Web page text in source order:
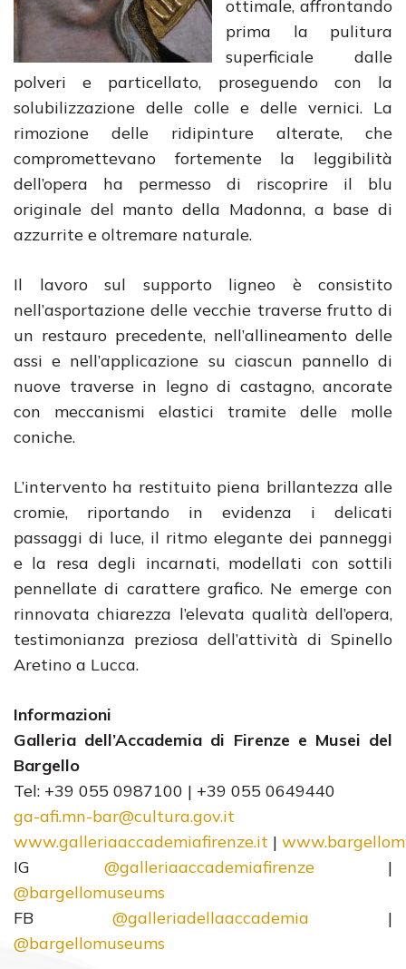
ottimale, affrontando
prima la pulitura
superficiale dalle
polveri e particellato, proseguendo con la
solubilizzazione delle colle e delle vernici. La
rimozione delle ridipinture alterate, che
compromettevano fortemente la leggibilità
dell’opera ha permesso di riscoprire il blu
originale del manto della Madonna, a base di
azzurrite e oltremare naturale.
Il lavoro sul supporto ligneo è consistito
nell’asportazione delle vecchie traverse frutto di
un restauro precedente, nell’allineamento delle
assi e nell’applicazione su ciascun pannello di
nuove traverse in legno di castagno, ancorate
con meccanismi elastici tramite delle molle
coniche.
L’intervento ha restituito piena brillantezza alle
cromie, riportando in evidenza i delicati
passaggi di luce, il ritmo elegante dei panneggi
e la resa degli incarnati, modellati con sottili
pennellate di carattere grafico. Ne emerge con
rinnovata chiarezza l’elevata qualità dell’opera,
testimonianza preziosa dell’attività di Spinello
Aretino a Lucca.
Informazioni
Galleria dell’Accademia di Firenze e Musei del
Bargello
Tel: +39 055 0987100 | +39 055 0649440
ga-afi.mn-bar@cultura.gov.it
www.galleriaaccademiafirenze.it |
IG @galleriaaccademiafirenze|
@bargellomuseums
FB @galleriadellaaccademia |
@bargellomuseums